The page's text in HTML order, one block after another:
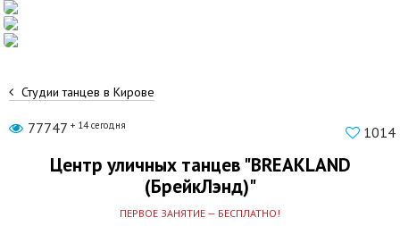
Студии танцев в Кирове
77747 + 14 сегодня 1014
Центр уличных танцев "BREAKLAND
(БрейкЛэнд)"
ПЕРВОЕ ЗАНЯТИЕ — БЕСПЛАТНО!